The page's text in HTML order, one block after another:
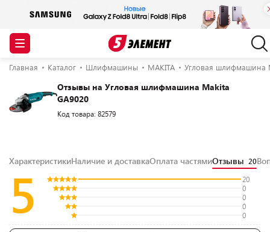
Главная Каталог Шлифмашины MAKITA Угловая шлифмашина
Отзывы на Угловая шлифмашина Makita
GA9020
Код товара: 82579
ХарактеристикиНаличие и доставкаОплата частямиОтзывы 20
5
20
0
0
0
0